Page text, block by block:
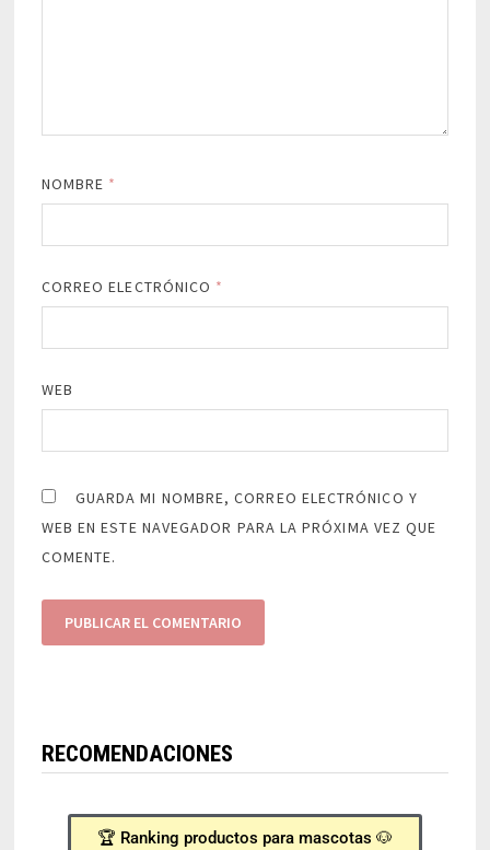
NOMBRE *
CORREO ELECTRÓNICO *
WEB
GUARDA MI NOMBRE, CORREO ELECTRÓNICO Y
WEB EN ESTE NAVEGADOR PARA LA PRÓXIMA VEZ QUE
COMENTE.
RECOMENDACIONES
🏆 Ranking productos para mascotas 🐶